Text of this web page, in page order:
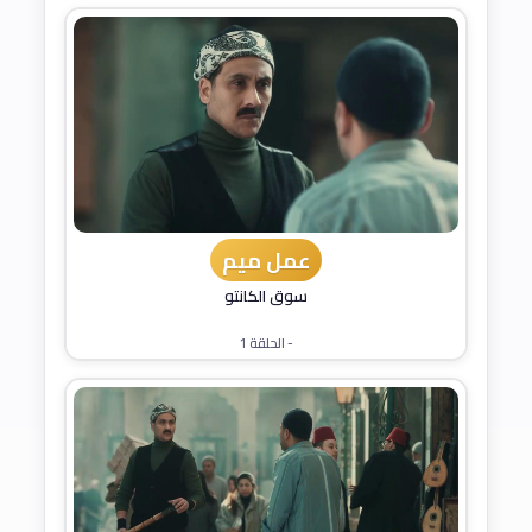
عمل ميم
سوق الكانتو
- الحلقة 1